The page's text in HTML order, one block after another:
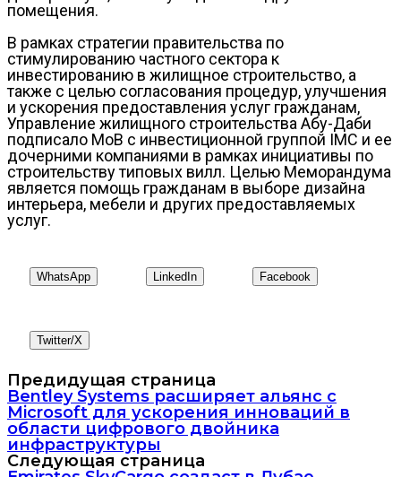
помещения.
В рамках стратегии правительства по
стимулированию частного сектора к
инвестированию в жилищное строительство, а
также с целью согласования процедур, улучшения
и ускорения предоставления услуг гражданам,
Управление жилищного строительства Абу-Даби
подписало МоВ с инвестиционной группой IMC и ее
дочерними компаниями в рамках инициативы по
строительству типовых вилл. Целью Меморандума
является помощь гражданам в выборе дизайна
интерьера, мебели и других предоставляемых
услуг.
WhatsApp LinkedIn Facebook
Twitter/X
Предидущая страница
Bentley Systems расширяет альянс с
Microsoft для ускорения инноваций в
области цифрового двойника
инфраструктуры
Следующая страница